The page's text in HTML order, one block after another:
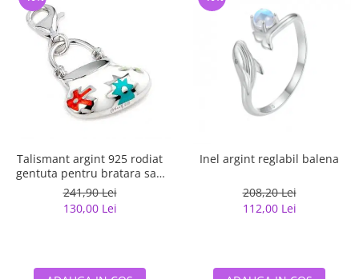
Talismant argint 925 rodiat
gentuta pentru bratara sau
lant
241,90 Lei
130,00 Lei
Inel argint reglabil balena
208,20 Lei
112,00 Lei